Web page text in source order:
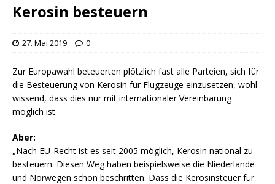
Kerosin besteuern
27. Mai 2019 0
Zur Europawahl beteuerten plötzlich fast alle Parteien, sich für
die Besteuerung von Kerosin für Flugzeuge einzusetzen, wohl
wissend, dass dies nur mit internationaler Vereinbarung
möglich ist.
Aber:
„Nach EU-Recht ist es seit 2005 möglich, Kerosin national zu
besteuern. Diesen Weg haben beispielsweise die Niederlande
und Norwegen schon beschritten. Dass die Kerosinsteuer für